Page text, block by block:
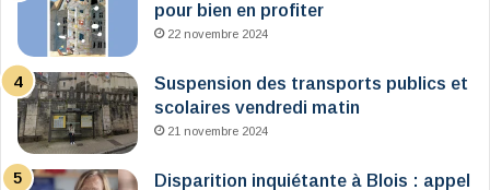
pour bien en profiter
22 novembre 2024
Suspension des transports publics et
scolaires vendredi matin
21 novembre 2024
Disparition inquiétante à Blois : appel